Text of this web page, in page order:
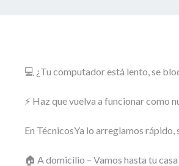
💻 ¿Tu computador está lento, se
⚡ Haz que vuelva a funcionar como
En TécnicosYa lo arreglamos rápido,
🏠 A domicilio – Vamos hasta tu